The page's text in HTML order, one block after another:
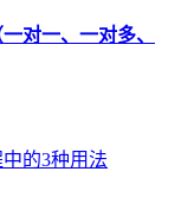
对一、一对多、